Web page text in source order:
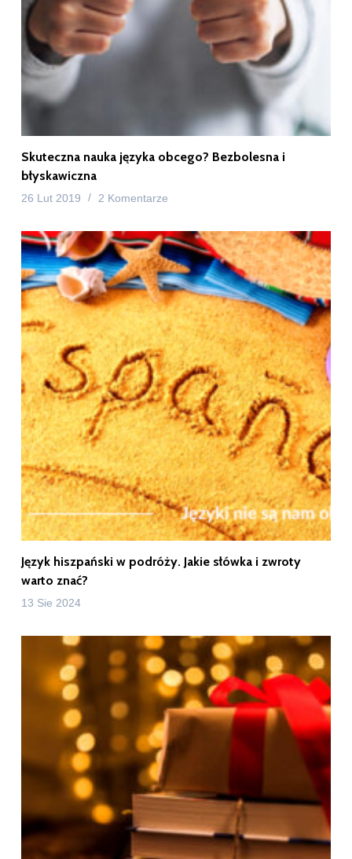
Skuteczna nauka języka obcego? Bezbolesna i
błyskawiczna
26 Lut 2019 2 Komentarze
Język hiszpański w podróży. Jakie słówka i zwroty
warto znać?
13 Sie 2024